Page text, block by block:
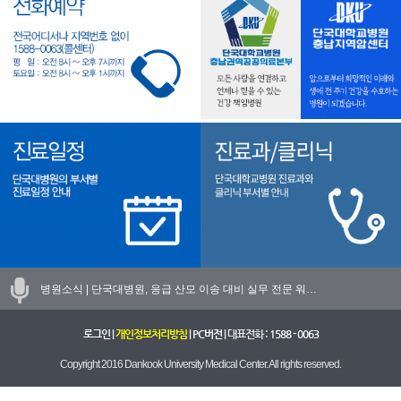
병원소식 | 단국대병원, 응급 산모 이송 대비 실무 전문 워…
로그인| 개인정보처리방침| PC버전| 대표전화 : 1588 - 0063
Copyright 2016 Dankook University Medical Center. All rights reserved.